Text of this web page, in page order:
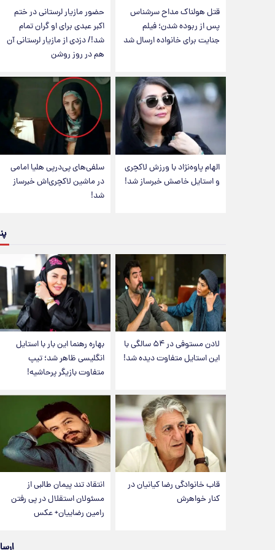
قتل هولناک مداح سرشناس
پس از ربوده شدن؛ فیلم
جنایت برای خانواده ارسال شد
حضور مازیار لرستانی در ختم
اکبر عبدی برای او گران تمام
شد!/ دزدی از مازیار لرستانی آن
هم در روز روشن
الهام پاوه‌نژاد با ورزش لاکچری
و استایل خاصش خبرساز شد!
سلفی‌های پی‌درپی هلیا امامی
در ماشین لاکچری‌اش خبرساز
شد!
لادن مستوفی در ۵۴ سالگی با
این استایل متفاوت دیده شد!
بهاره رهنما این بار با استایل
انگلیسی ظاهر شد؛ تیپ
متفاوت بازیگر پرحاشیه!
قاب خانوادگی رضا کیانیان در
کنار خواهرش
انتقاد تند پیمان طالبی از
مسئولان استقلال در پی رفتن
رامین رضاییان+ عکس